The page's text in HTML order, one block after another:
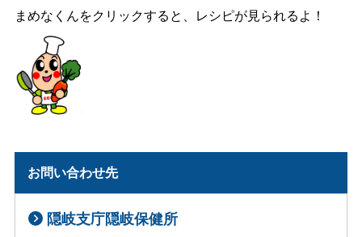
まめなくんをクリックすると、レシピが見られるよ！
お問い合わせ先
隠岐支庁隠岐保健所